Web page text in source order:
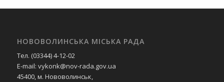
НОВОВОЛИНСЬКА МІСЬКА РАДА
Тел. (03344) 4-12-02
E-mail: vykonk@nov-rada.gov.ua
45400, м. Нововолинськ,